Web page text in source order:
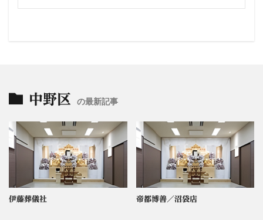
中野区 の最新記事
伊藤葬儀社 帝都博善／沼袋店